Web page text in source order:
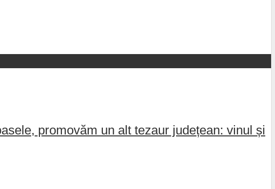
promovăm un alt tezaur județean: vinul și